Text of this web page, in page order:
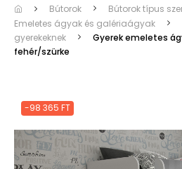
Bútorok Bútorok típus
Emeletes ágyak és galériaágyak
gyerekeknek
Gyerek emeletes
fehér/szürke
-98 365 FT